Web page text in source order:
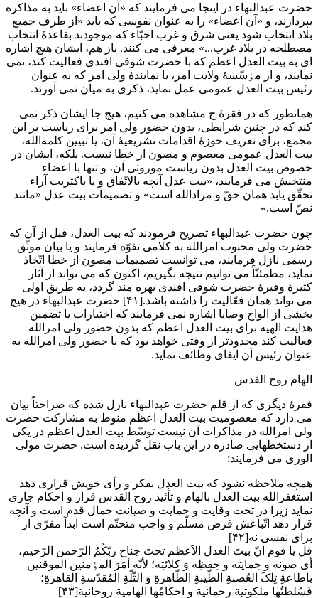
حضرت عبدالبهاء در اینجا می فرمایند که «آن اعضاء» باید به مذاکره
بپردازند، و «آن اعضاء» را به عنوان نفوسی که باید «از طرف جمیع
بلاد انتخاب شود یعنی شرق و غرب احبّاء که موجودند بقاعدۀ انتخاب
مصطلحه در بلاد غرب...» معرفی می کنند. باز هم، ایشان هیچ اشاره
ای به بیت العدل اعظم که با حضرت شوقی افندی فعالیت کند، نمی
نمایند، و از مٶسّسۀ ولایت امر، یا نمایندۀ ولی امر که به عنوان
رئیس بیت العدل عمومی عمل نماید، ذکری به میان نمی آورند.
همانطور که در فقرۀ ج مشاهده می کنیم، هیچ جا ایشان ذکر نمی
کند که در چنین شرایطی، بدون حضور ولی امر برای ریاست بر این
مجمع، برای تعریف حوزۀ اقدامات تشریعیۀ آن، یا تبیین کلمةالله،
بیت العدل عمومی معصوم و مصون از خطا نیست. بلکه، ایشان در
خصوص بیت العدل بدون ریاست موروثی آن، و تنها با اعضاء
منتخبش می فرمایند، «بیت عدل آنچه بالاتّفاق و یا باکثریت آراء
تحقّق یابد همان حقّ و مرادالله است» و تصمیمات بیت عدل «مانند
نصّ است.»
چون حضرت عبدالبهاء تصریح فرمودند که بیت العدل، قبل از آن که
حضرت ولی محبوب امرالله به کلامی تفوّه فرمایند و یا بیان موثّق
رسمی نازل فرمایند، می توانست تصمیمات مصون از خطا اتّخاذ
نماید، مطمئنّاً می توانیم نتیجه بگیریم، اکنون که می تواند از آثار
کثیرۀ وفیرۀ حضرت شوقی افندی بهره مند گردد، به طریق اولی
می تواند همان فعّالیت را داشته باشد.[۴۱] حضرت عبدالبهاء در هیچ
بخشی از الواح وصایا اشاره نمی فرمایند که اختیارات یا تضمین
هدایت الهیه برای بیت العدل اعظم که بدون حضور ولی امرالله
فعالیت کند محدودتر از وقتی خواهد بود که با حضور ولی امرالله به
عنوان رئیس آن ایفای وظائف نماید.
الهام روح القدس
فقرۀ دیگری که از قلم حضرت عبدالبهاء نازل شده که صراحتاً بیان
می دارد که معصومیت بیت العدل اعظم منوط به مشارکت حضرت
ولی امرالله در مذاکرات آن نیست توسّط بیت العدل اعظم در یکی
از دستخطهایی صادره در این باب نقل گردیده است. حضرت مولی
الوری می فرمایند:
همچه ملاحظه نشود که بیت العدل بفکر و رأی خویش قراری دهد
استغفرالله بیت العدل بالهام و تأئید روح القدس قرار و احکام جاری
نماید زیرا در تحت وقایت و حمایت و صیانت جمال قدم است و آنچه
قرار دهد اتّباعش فرض مسلّم و واجب متحتّم است ابداً مفرّی از
برای نفسی نه[۴۲]
قل یا قوم انّ بیتَ العدل الاَعظم تحتَ جناح ربّکُمُ الرّحمن الرّحیم،
أی صونه و حِمایَته و حِفظِه وَ کلائتِه؛ لأنّه أمَرَ المٶمنین الموقنین
باطاعةِ تِلکَ العُصبةِ الطّیبةِ الطّاهرةِ وَ الثّلّةِ المُقدّسةِ القاهرةِ؛
فَسُلطتُها ملکوتیة رحمانیة و احکامُها الهامیة روحانیة[۴۳]